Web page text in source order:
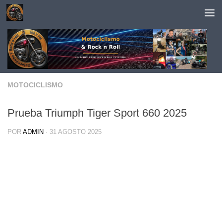
Saltar al contenido
MOTOCICLISMO
Prueba Triumph Tiger Sport 660 2025
POR ADMIN · 31 AGOSTO 2025